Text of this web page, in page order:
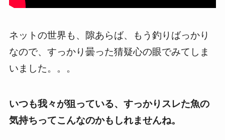
ネットの世界も、隙あらば、もう釣りばっかり
なので、すっかり曇った猜疑心の眼でみてしま
いました。。。
いつも我々が狙っている、すっかりスレた魚の
気持ちってこんなのかもしれませんね。